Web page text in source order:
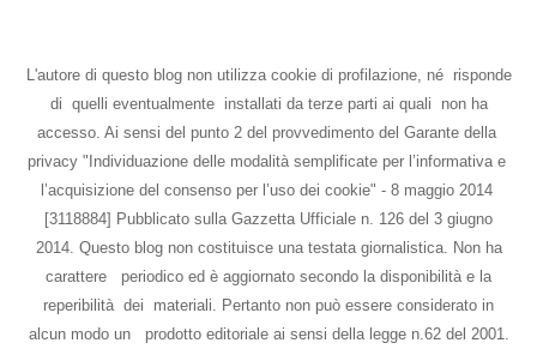
L'autore di questo blog non utilizza cookie di profilazione, né risponde
di quelli eventualmente installati da terze parti ai quali non ha
accesso. Ai sensi del punto 2 del provvedimento del Garante della
privacy "Individuazione delle modalità semplificate per l’informativa e
l’acquisizione del consenso per l’uso dei cookie" - 8 maggio 2014
[3118884] Pubblicato sulla Gazzetta Ufficiale n. 126 del 3 giugno
2014. Questo blog non costituisce una testata giornalistica. Non ha
carattere periodico ed è aggiornato secondo la disponibilità e la
reperibilità dei materiali. Pertanto non può essere considerato in
alcun modo un prodotto editoriale ai sensi della legge n.62 del 2001.